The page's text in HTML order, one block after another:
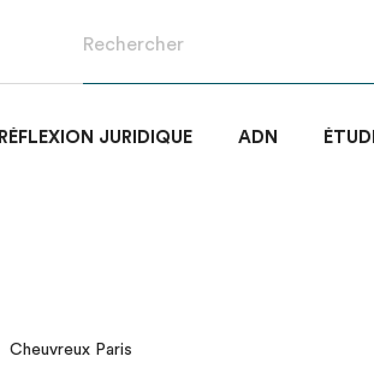
RÉFLEXION JURIDIQUE ADN
Cheuvreux Paris